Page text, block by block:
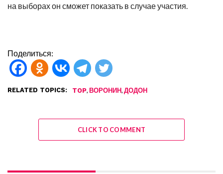
на выборах он сможет показать в случае участия.
Поделиться:
RELATED TOPICS: TOP, ВОРОНИН, ДОДОН
CLICK TO COMMENT